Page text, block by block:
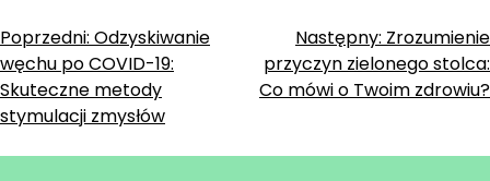
Zobacz
wpisy
Poprzedni: Odzyskiwanie
węchu po COVID-19:
Skuteczne metody
stymulacji zmysłów
Następny: Zrozumienie
przyczyn zielonego stolca:
Co mówi o Twoim zdrowiu?